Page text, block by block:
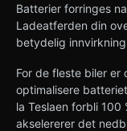
Batterier forringes
Ladeatferden din
betydelig
For de fleste biler
optimalisere
la Teslaen forbli
akselererer det